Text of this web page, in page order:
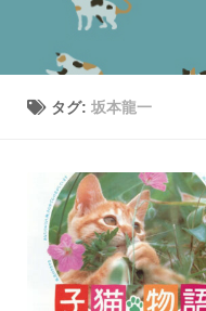
タグ:坂本龍一